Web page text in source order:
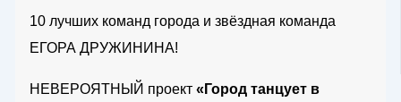
10 лучших команд города и звёздная команда
ЕГОРА ДРУЖИНИНА!
НЕВЕРОЯТНЫЙ проект «Город танцует в